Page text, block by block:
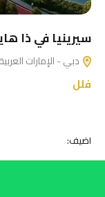
سيرينيا في ذا
دبي - الإمارات
فلل
اضيف: